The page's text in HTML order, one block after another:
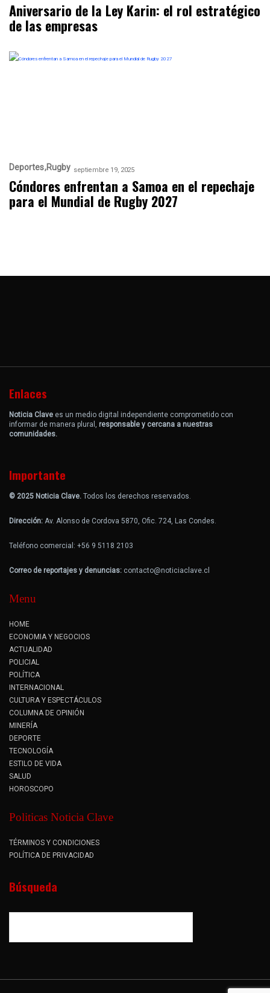
Aniversario de la Ley Karin: el rol estratégico
de las empresas
Deportes Rugby septiembre 19, 2025
Cóndores enfrentan a Samoa en el repechaje
para el Mundial de Rugby 2027
Enlaces
Noticia Clave es un medio digital independiente comprometido con
informar de manera plural, responsable y cercana a nuestras
comunidades.
Importante
© 2025 Noticia Clave. Todos los derechos reservados.
Dirección: Av. Alonso de Cordova 5870, Ofic. 724, Las Condes.
Teléfono comercial: +56 9 5118 2103
Correo de reportajes y denuncias: contacto@noticiaclave.cl
Menu
HOME
ECONOMIA Y NEGOCIOS
ACTUALIDAD
POLICIAL
POLÍTICA
INTERNACIONAL
CULTURA Y ESPECTÁCULOS
COLUMNA DE OPINIÓN
MINERÍA
DEPORTE
TECNOLOGÍA
ESTILO DE VIDA
SALUD
HOROSCOPO
Politicas Noticia Clave
TÉRMINOS Y CONDICIONES
POLÍTICA DE PRIVACIDAD
Búsqueda